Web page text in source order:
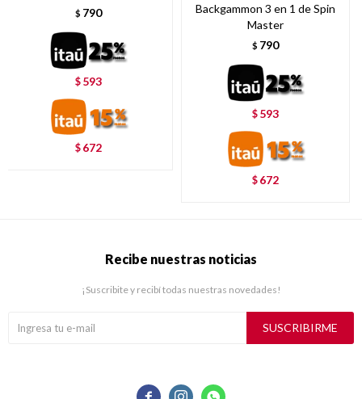
$ 790
$ 593
$ 672
Backgammon 3 en 1 de Spin
Master
$ 790
$ 593
$ 672
Recibe nuestras noticias
¡Suscribite y recibí todas nuestras novedades!
SUSCRIBIRME